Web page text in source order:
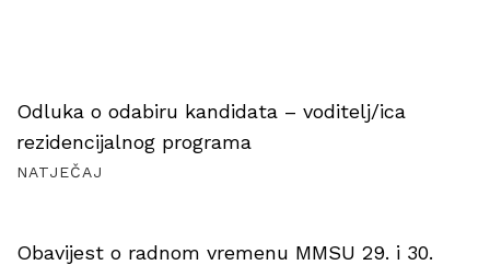
Odluka o odabiru kandidata – voditelj/ica
rezidencijalnog programa
NATJEČAJ
Obavijest o radnom vremenu MMSU 29. i 30.